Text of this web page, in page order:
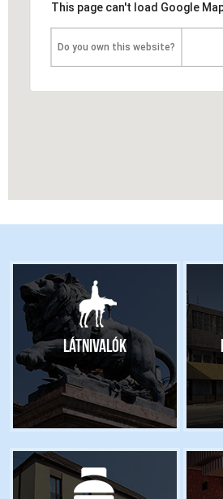
This page can't load Google
Do you own this website?
Látnivalók